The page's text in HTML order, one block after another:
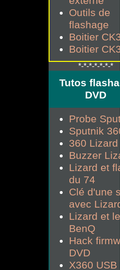
Outils de
flashage
Boitier
Boitier
*-*-*-*-*-*-*
Tutos
DVD
Probe
Sputnik
360 Lizard
Buzzer
Lizard et
du 74
Clé d'une
avec
Lizard et le
BenQ
Hack
DVD
X360 USB